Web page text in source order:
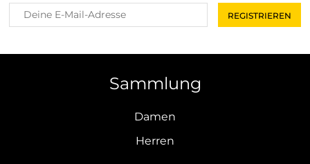
Sammlung
Damen
Herren